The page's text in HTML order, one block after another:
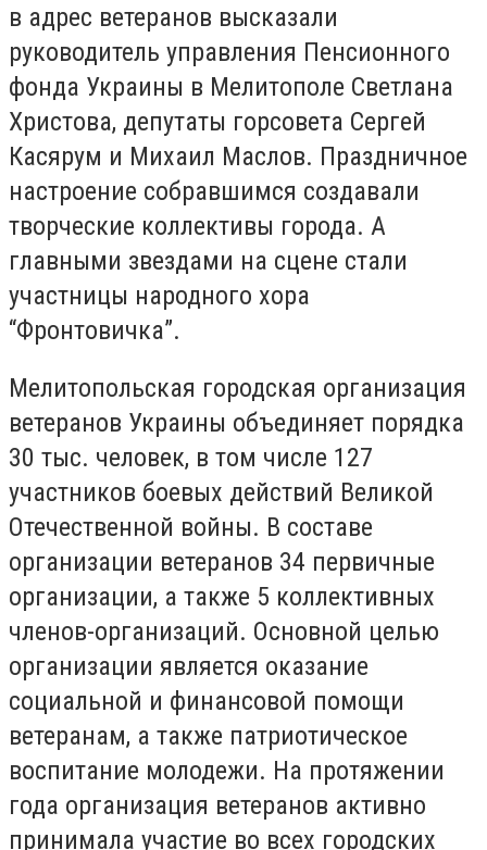
в адрес ветеранов высказали
руководитель управления Пенсионного
фонда Украины в Мелитополе Светлана
Христова, депутаты горсовета Сергей
Касярум и Михаил Маслов. Праздничное
настроение собравшимся создавали
творческие коллективы города. А
главными звездами на сцене стали
участницы народного хора
“Фронтовичка”.
Мелитопольская городская организация
ветеранов Украины объединяет порядка
30 тыс. человек, в том числе 127
участников боевых действий Великой
Отечественной войны. В составе
организации ветеранов 34 первичные
организации, а также 5 коллективных
членов-организаций. Основной целью
организации является оказание
социальной и финансовой помощи
ветеранам, а также патриотическое
воспитание молодежи. На протяжении
года организация ветеранов активно
принимала участие во всех городских